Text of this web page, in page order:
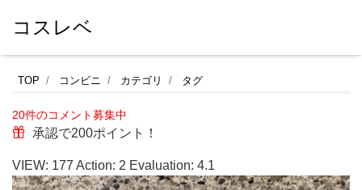
コスレベ
セ
ブ
ン
レ
TOP コンビニ カテゴリ タグ
20件のコメント募集中
承認で200ポイント！
VIEW: 177 Action: 2 Evaluation: 4.1